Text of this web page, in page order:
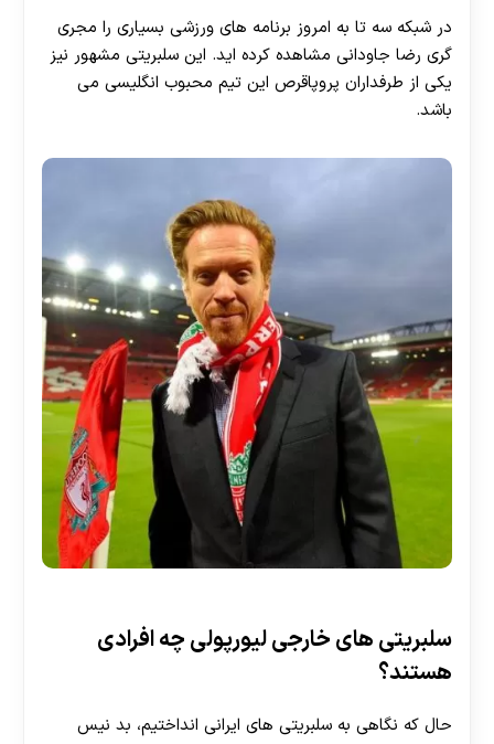
در شبکه سه تا به امروز برنامه های ورزشی بسیاری را مجری
گری رضا جاودانی مشاهده کرده اید. این سلبریتی مشهور نیز
یکی از طرفداران پروپاقرص این تیم محبوب انگلیسی می
باشد.
سلبریتی های خارجی لیورپولی چه افرادی
هستند؟
حال که نگاهی به سلبریتی های ایرانی انداختیم، بد نیس